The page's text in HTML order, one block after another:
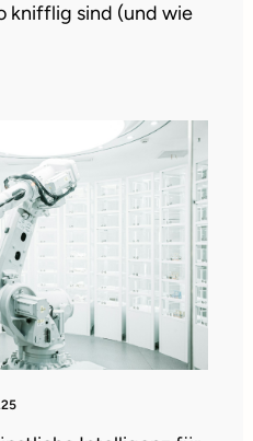
knifflig sind (und wie